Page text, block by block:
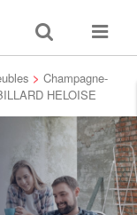
Toggle
search
Toggle
> Champagne-
HELOISE